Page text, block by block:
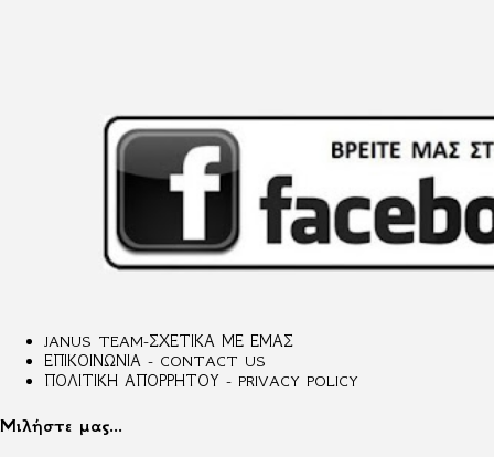
JANUS TEAM-ΣΧΕΤΙΚΑ ΜΕ ΕΜΑΣ
ΕΠΙΚΟΙΝΩΝΙΑ - CONTACT US
ΠΟΛΙΤΙΚΗ ΑΠΟΡΡΗΤΟΥ - PRIVACY POLICY
Μιλήστε μας...